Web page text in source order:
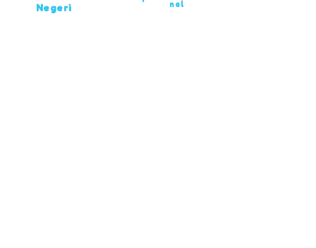
Negeri
nal